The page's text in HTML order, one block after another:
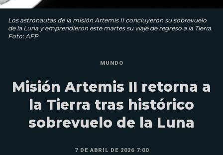
Los astronautas de la misión Artemis II concluyeron su sobrevuelo
de la Luna y emprendieron este martes su viaje de regreso a la Tierra.
Foto: AFP
MUNDO
Misión Artemis II retorna a
la Tierra tras histórico
sobrevuelo de la Luna
7 DE ABRIL DE 2026 7:00